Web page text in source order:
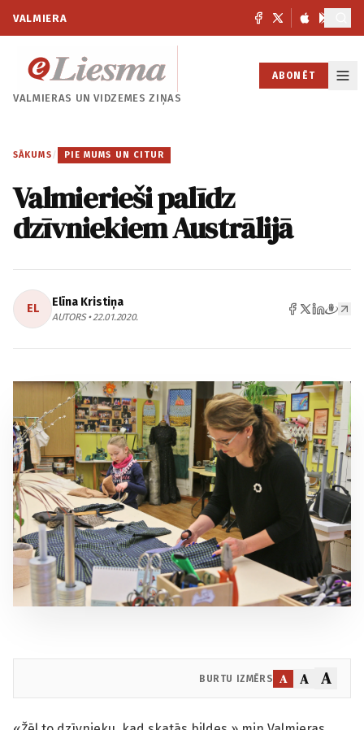
VALMIERA
VALMIERAS UNVIDZEMES ZIŅAS
ABONĒT
SĀKUMS / PIE MUMS UN CITUR
Valmierieši palīdz
dzīvniekiem Austrālijā
EL Elīna Kristiņa
AUTORS • 22.01.2020.
BURTU IZMĒRS A A A